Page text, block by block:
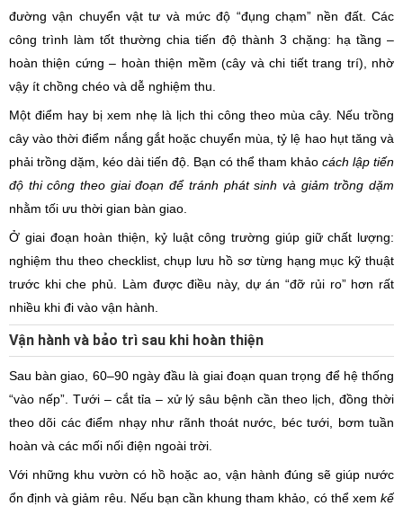
đường vận chuyển vật tư và mức độ “đụng chạm” nền đất. Các
công trình làm tốt thường chia tiến độ thành 3 chặng: hạ tầng –
hoàn thiện cứng – hoàn thiện mềm (cây và chi tiết trang trí), nhờ
vậy ít chồng chéo và dễ nghiệm thu.
Một điểm hay bị xem nhẹ là lịch thi công theo mùa cây. Nếu trồng
cây vào thời điểm nắng gắt hoặc chuyển mùa, tỷ lệ hao hụt tăng và
phải trồng dặm, kéo dài tiến độ. Bạn có thể tham khảo cách lập tiến
độ thi công theo giai đoạn để tránh phát sinh và giảm trồng dặm
nhằm tối ưu thời gian bàn giao.
Ở giai đoạn hoàn thiện, kỷ luật công trường giúp giữ chất lượng:
nghiệm thu theo checklist, chụp lưu hồ sơ từng hạng mục kỹ thuật
trước khi che phủ. Làm được điều này, dự án “đỡ rủi ro” hơn rất
nhiều khi đi vào vận hành.
Vận hành và bảo trì sau khi hoàn thiện
Sau bàn giao, 60–90 ngày đầu là giai đoạn quan trọng để hệ thống
“vào nếp”. Tưới – cắt tỉa – xử lý sâu bệnh cần theo lịch, đồng thời
theo dõi các điểm nhạy như rãnh thoát nước, béc tưới, bơm tuần
hoàn và các mối nối điện ngoài trời.
Với những khu vườn có hồ hoặc ao, vận hành đúng sẽ giúp nước
ổn định và giảm rêu. Nếu bạn cần khung tham khảo, có thể xem kế